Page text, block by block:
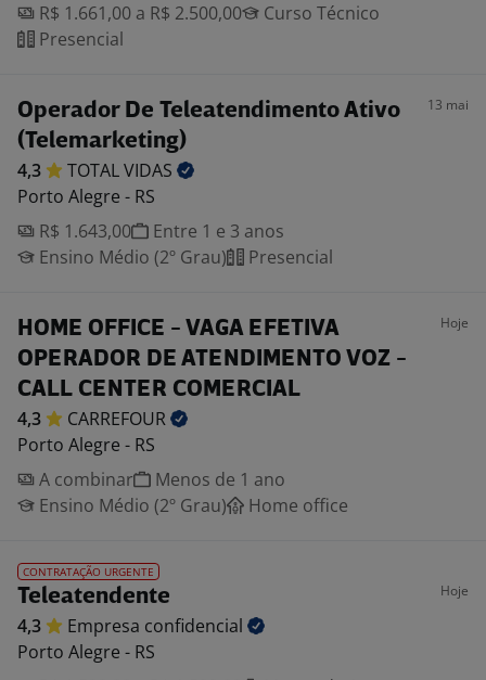
R$ 1.661,00 a R$ 2.500,00
Curso Técnico
Presencial
Operador De Teleatendimento Ativo
(Telemarketing)
13 mai
4,3 TOTALVIDAS
Porto Alegre - RS
R$ 1.643,00
Entre 1 e 3 anos
Ensino Médio (2º Grau)
Presencial
HOME OFFICE - VAGA EFETIVA
OPERADOR DE ATENDIMENTO VOZ -
CALL CENTER COMERCIAL
Hoje
4,3
CARREFOUR
Porto Alegre - RS
A combinar
Menos de 1 ano
Ensino Médio (2º Grau)
Home office
CONTRATAÇÃO URGENTE
Teleatendente Hoje
4,3 Empresa confidencial
Porto Alegre - RS